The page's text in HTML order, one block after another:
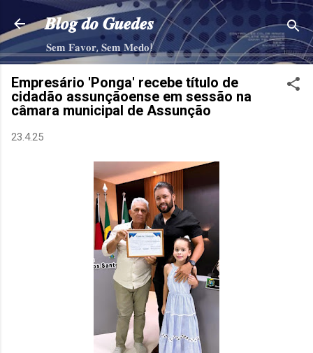
Pular para o conteúdo principal
𝑩𝒍𝒐𝒈 𝒅𝒐 𝑮𝒖𝒆𝒅𝒆𝒔
𝐒𝐞𝐦 𝐅𝐚𝐯𝐨𝐫, 𝐒𝐞𝐦 𝐌𝐞𝐝𝐨!
Empresário 'Ponga' recebe título de
cidadão assunçãoense em sessão na
câmara municipal de Assunção
23.4.25